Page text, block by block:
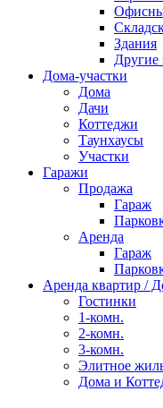
Здания
Дома-участки
Дома
Дачи
Коттеджи
Таунхаусы
Участки
Гаражи
Продажа
Гараж
Аренда
Гараж
Аренда квартир /
Гостинки
1-комн.
2-комн.
3-комн.
Элитное
Дома и